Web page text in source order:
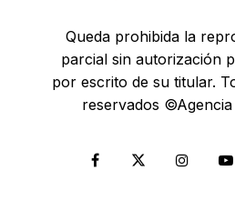
Queda prohibida la
parcial sin autorización
por escrito de su titular.
reservados